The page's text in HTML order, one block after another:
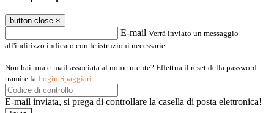
button close ×
E-mail Verrà inviato un messaggio
all'indirizzo indicato con le istruzioni necessarie.
Non hai una e-mail associata al nome utente? Effettua il reset della password
tramite la Login Spaggiari
E-mail inviata, si prega di controllare la casella di posta elettronica!